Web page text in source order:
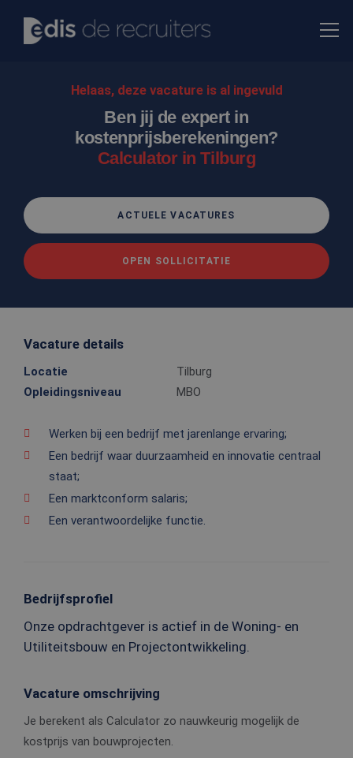
Helaas, deze vacature is al ingevuld
Ben jij de expert in
kostenprijsberekeningen?
Calculator in Tilburg
ACTUELE VACATURES
OPEN SOLLICITATIE
Vacature details
Locatie
Tilburg
Opleidingsniveau
MBO
Werken bij een bedrijf met jarenlange ervaring;
Een bedrijf waar duurzaamheid en innovatie centraal
staat;
Een marktconform salaris;
Een verantwoordelijke functie.
Bedrijfsprofiel
Onze opdrachtgever is actief in de Woning- en
Utiliteitsbouw en Projectontwikkeling.
Vacature omschrijving
Je berekent als Calculator zo nauwkeurig mogelijk de
kostprijs van bouwprojecten.